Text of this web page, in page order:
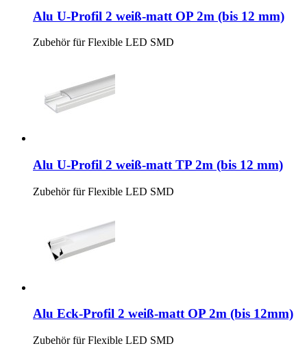
Alu U-Profil 2 weiß-matt OP 2m (bis 12 mm)
Zubehör für Flexible LED SMD
Alu U-Profil 2 weiß-matt TP 2m (bis 12 mm)
Zubehör für Flexible LED SMD
Alu Eck-Profil 2 weiß-matt OP 2m (bis 12mm)
Zubehör für Flexible LED SMD